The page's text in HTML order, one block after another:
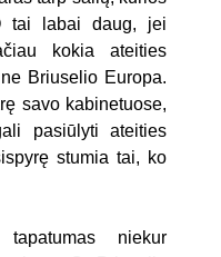
tai labai daug, jei
kokia ateities
Briuselio Europa.
savo kabinetuose,
pasiūlyti ateities
stumia tai, ko
niekur